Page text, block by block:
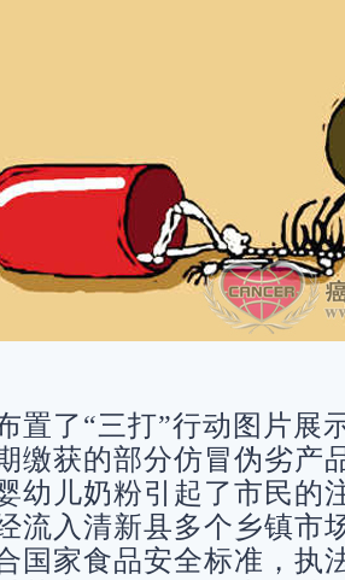
置了“三打”行动图片展
缴获的部分仿冒伪劣产
幼儿奶粉引起了市民的
流入清新县多个乡镇市
国家食品安全标准，执